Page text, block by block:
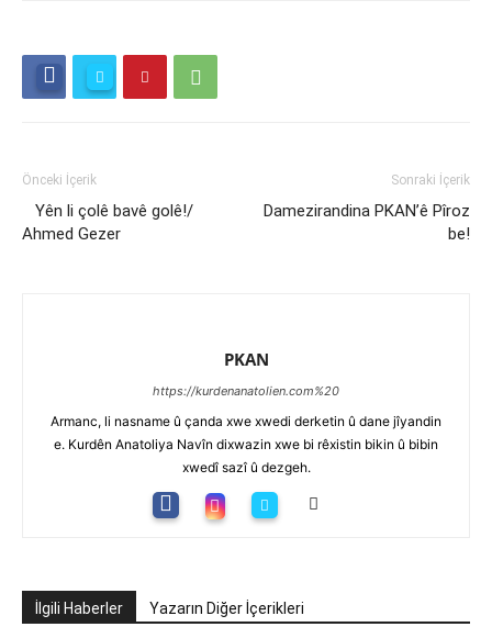
Önceki İçerik
Yên li çolê bavê golê!/
Ahmed Gezer
Sonraki İçerik
Damezirandina PKAN’ê Pîroz
be!
PKAN
https://kurdenanatolien.com%20
Armanc, li nasname û çanda xwe xwedi derketin û dane jîyandin
e. Kurdên Anatoliya Navîn dixwazin xwe bi rêxistin bikin û bibin
xwedî sazî û dezgeh.
İlgili Haberler Yazarın Diğer İçerikleri